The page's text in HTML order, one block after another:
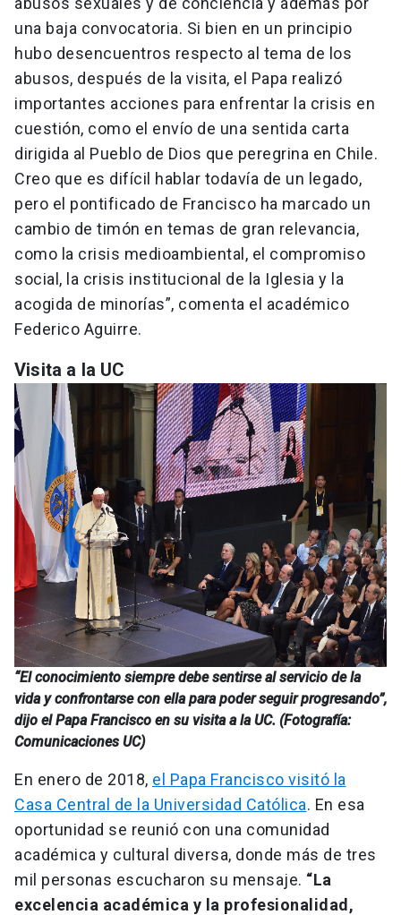
una baja convocatoria. Si bien en un principio
hubo desencuentros respecto al tema de los
abusos, después de la visita, el Papa realizó
importantes acciones para enfrentar la crisis en
cuestión, como el envío de una sentida carta
dirigida al Pueblo de Dios que peregrina en Chile.
Creo que es difícil hablar todavía de un legado,
pero el pontificado de Francisco ha marcado un
cambio de timón en temas de gran relevancia,
como la crisis medioambiental, el compromiso
social, la crisis institucional de la Iglesia y la
acogida de minorías”, comenta el académico
Federico Aguirre.
Visita a la UC
“El conocimiento siempre debe sentirse al servicio de la
vida y confrontarse con ella para poder seguir progresando”,
dijo el Papa Francisco en su visita a la UC. (Fotografía:
Comunicaciones UC)
En enero de 2018, el Papa Francisco visitó la
Casa Central de la Universidad Católica. En esa
oportunidad se reunió con una comunidad
académica y cultural diversa, donde más de tres
mil personas escucharon su mensaje. “La
excelencia académica y la profesionalidad,